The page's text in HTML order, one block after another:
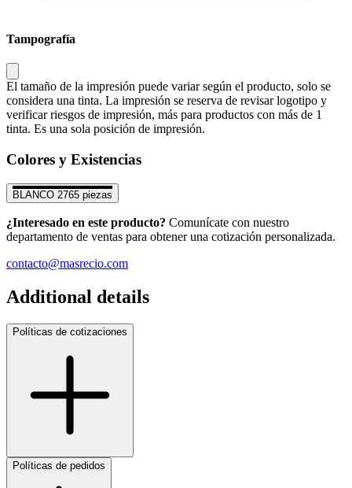
Tampografía
El tamaño de la impresión puede variar según el producto, solo se
considera una tinta. La impresión se reserva de revisar logotipo y
verificar riesgos de impresión, más para productos con más de 1
tinta. Es una sola posición de impresión.
Colores y Existencias
BLANCO 2765 piezas
¿Interesado en este producto? Comunícate con nuestro
departamento de ventas para obtener una cotización personalizada.
contacto@masrecio.com
Additional details
Políticas de cotizaciones
Políticas de pedidos